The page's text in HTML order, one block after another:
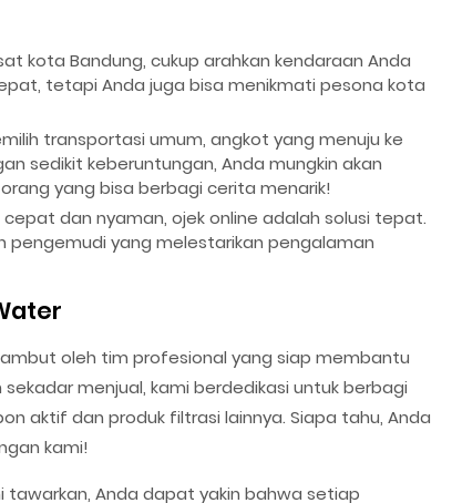
kota Bandung, cukup arahkan kendaraan Anda
tetapi Anda juga bisa menikmati pesona kota
transportasi umum, angkot yang menuju ke
sedikit keberuntungan, Anda mungkin akan
yang bisa berbagi cerita menarik!
cepat dan nyaman, ojek online adalah solusi tepat.
pengemudi yang melestarikan pengalaman
oleh tim profesional yang siap membantu
menjual, kami berdedikasi untuk berbagi
aktif dan produk filtrasi lainnya. Siapa tahu, Anda
kami!
Anda dapat yakin bahwa setiap